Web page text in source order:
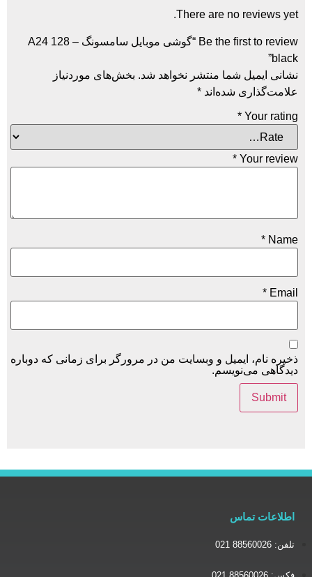
There are
Be the first to review “گوشی موبایل سامسونگ – A24 128
منتشر نخواهد شد. بخش‌های موردنیاز
*
و وبسایت من در مرورگر برای زمانی که دوباره